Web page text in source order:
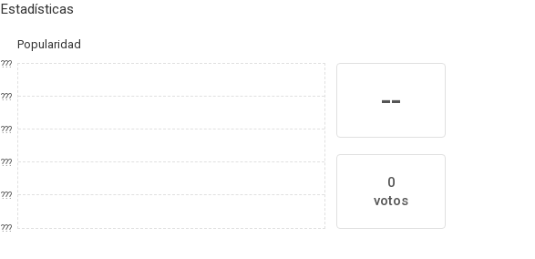
Estadísticas
Popularidad
???
???
???
???
???
???
--
0
votos